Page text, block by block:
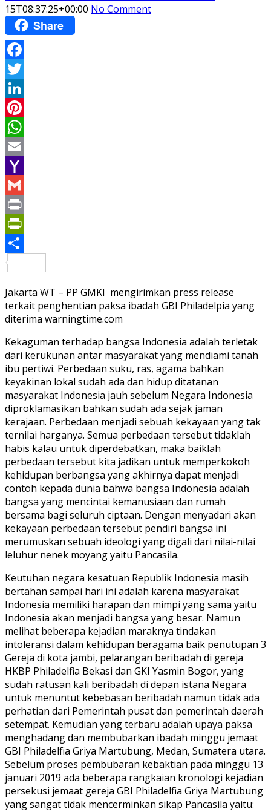
15T08:37:25+00:00 No Comment
Share
Facebook
Twitter
LinkedIn
Pinterest
WhatsApp
Email
Yahoo
Mail
Gmail
Print
PrintFriendly
Jakarta WT – PP GMKI mengirimkan press release
terkait penghentian paksa ibadah GBI Philadelpia yang
diterima warningtime.com
Kekaguman terhadap bangsa Indonesia adalah terletak
dari kerukunan antar masyarakat yang mendiami tanah
ibu pertiwi. Perbedaan suku, ras, agama bahkan
keyakinan lokal sudah ada dan hidup ditatanan
masyarakat Indonesia jauh sebelum Negara Indonesia
diproklamasikan bahkan sudah ada sejak jaman
kerajaan. Perbedaan menjadi sebuah kekayaan yang tak
ternilai harganya. Semua perbedaan tersebut tidaklah
habis kalau untuk diperdebatkan, maka baiklah
perbedaan tersebut kita jadikan untuk memperkokoh
kehidupan berbangsa yang akhirnya dapat menjadi
contoh kepada dunia bahwa bangsa Indonesia adalah
bangsa yang mencintai kemanusiaan dan rumah
bersama bagi seluruh ciptaan. Dengan menyadari akan
kekayaan perbedaan tersebut pendiri bangsa ini
merumuskan sebuah ideologi yang digali dari nilai-nilai
leluhur nenek moyang yaitu Pancasila.
Keutuhan negara kesatuan Republik Indonesia masih
bertahan sampai hari ini adalah karena masyarakat
Indonesia memiliki harapan dan mimpi yang sama yaitu
Indonesia akan menjadi bangsa yang besar. Namun
melihat beberapa kejadian maraknya tindakan
intoleransi dalam kehidupan beragama baik penutupan 3
Gereja di kota jambi, pelarangan beribadah di gereja
HKBP Philadelfia Bekasi dan GKI Yasmin Bogor, yang
sudah ratusan kali beribadah di depan istana Negara
untuk menuntut kebebasan beribadah namun tidak ada
perhatian dari Pemerintah pusat dan pemerintah daerah
setempat. Kemudian yang terbaru adalah upaya paksa
menghadang dan membubarkan ibadah minggu jemaat
GBI Philadelfia Griya Martubung, Medan, Sumatera utara.
Sebelum proses pembubaran kebaktian pada minggu 13
januari 2019 ada beberapa rangkaian kronologi kejadian
persekusi jemaat gereja GBI Philadelfia Griya Martubung
yang sangat tidak mencerminkan sikap Pancasila yaitu: